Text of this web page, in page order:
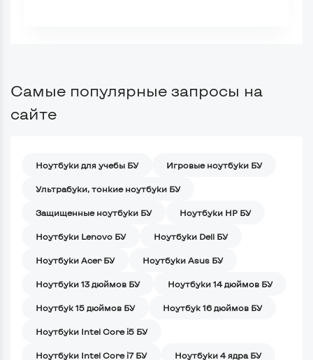
Самые популярные запросы на
сайте
Ноутбуки для учебы БУ Игровые ноутбуки БУ
Ультрабуки, тонкие ноутбуки БУ
Защищенные ноутбуки БУ Ноутбуки HP БУ
Ноутбуки Lenovo БУ Ноутбуки Dell БУ
Ноутбуки Acer БУ Ноутбуки Asus БУ
Ноутбуки 13 дюймов БУ Ноутбуки 14 дюймов БУ
Ноутбук 15 дюймов БУ Ноутбук 16 дюймов БУ
Ноутбуки Intel Core i5 БУ
Ноутбуки Intel Core i7 БУ Ноутбуки 4 ядра БУ